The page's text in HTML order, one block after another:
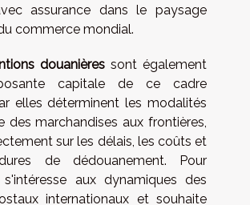
assurance dans le paysage
commerce mondial.
douanières sont également
capitale de ce cadre
elles déterminent les modalités
des marchandises aux frontières,
sur les délais, les coûts et
de dédouanement. Pour
aux dynamiques des
internationaux et souhaite